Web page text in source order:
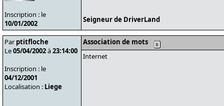
Inscription : le
10/01/2002
Seigneur de DriverLand
Par ptitfloche
Le05/04/2002à23:14:00
Inscription : le
04/12/2001
Localisation : Liege
Association de mots
Internet